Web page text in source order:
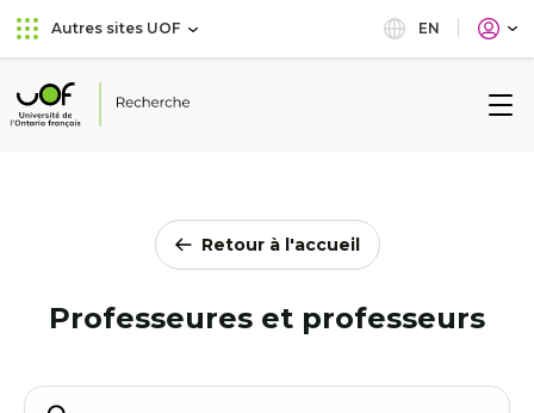
Aller
au
principal
Passer
au
Autres sites UOF EN
Université
Retour à l'accueil
Professeures et professeurs
Search